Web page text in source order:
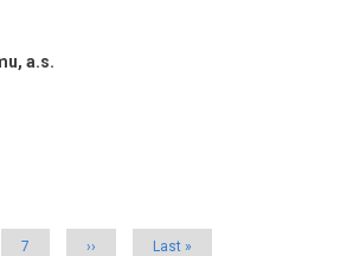
a.s.
Page
7
Next
››
Last
Last »